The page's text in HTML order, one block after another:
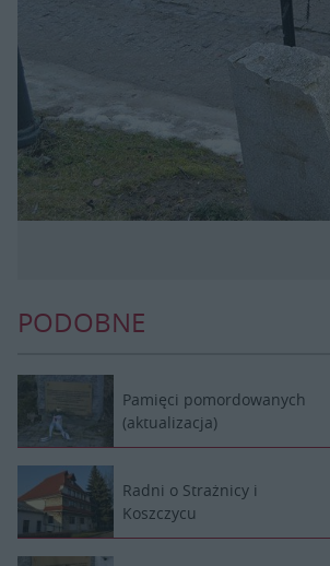
PODOBNE
Pamięci pomordowanych
(aktualizacja)
Radni o Strażnicy i
Koszczycu